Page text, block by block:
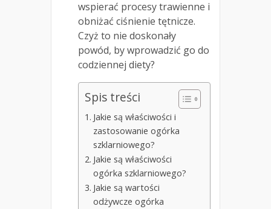
wspierać procesy trawienne i
obniżać ciśnienie tętnicze.
Czyż to nie doskonały
powód, by wprowadzić go do
codziennej diety?
Spis treści
Jakie są właściwości i
zastosowanie ogórka
szklarniowego?
Jakie są właściwości
ogórka szklarniowego?
Jakie są wartości
odżywcze ogórka